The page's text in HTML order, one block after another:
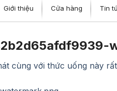
Giới thiệu Cửa hàng Tin
cùng với thức uống này